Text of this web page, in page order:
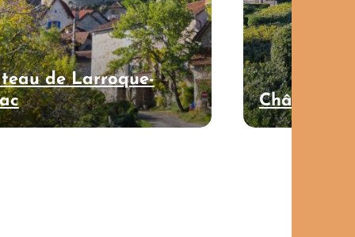
de Larroque-
Château